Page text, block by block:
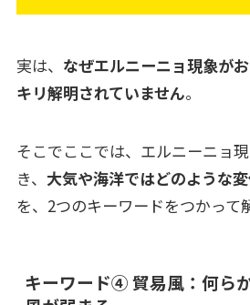
実は、 なぜエルニーニョ現象が
キリ解明されていません。
そこでここでは、エルニーニョ
き、 大気や海洋ではどのような
を、2つのキーワードをつかって
キーワード④ 貿易風：何ら